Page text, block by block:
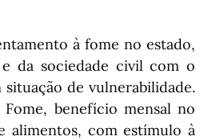
à fome no estado,
da sociedade civil com o
de vulnerabilidade.
benefício mensal no
alimentos, com estímulo à